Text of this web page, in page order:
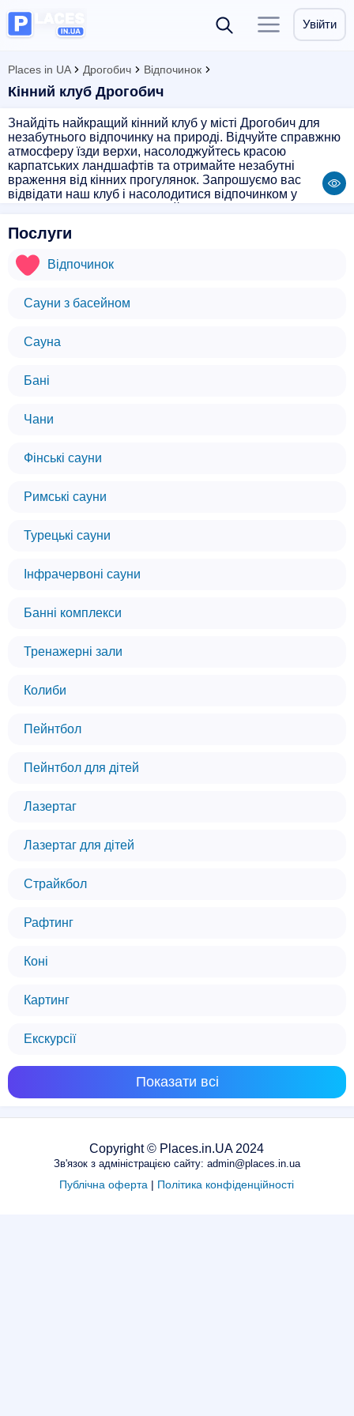
Увійти
Places in UA Дрогобич Відпочинок
Кінний клуб Дрогобич
Знайдіть найкращий кінний клуб у місті Дрогобич для
незабутнього відпочинку на природі. Відчуйте справжню
атмосферу їзди верхи, насолоджуйтесь красою
карпатських ландшафтів та отримайте незабутні
враження від кінних прогулянок. Запрошуємо вас
відвідати наш клуб і насолодитися відпочинком у
Послуги
Відпочинок
Сауни з басейном
Сауна
Бані
Чани
Фінські сауни
Римські сауни
Турецькі сауни
Інфрачервоні сауни
Банні комплекси
Тренажерні зали
Колиби
Пейнтбол
Пейнтбол для дітей
Лазертаг
Лазертаг для дітей
Страйкбол
Рафтинг
Коні
Картинг
Екскурсії
Показати всі
Copyright © Places.in.UA 2024
Зв'язок з адміністрацією сайту: admin@places.in.ua
Публічна оферта | Політика конфіденційності